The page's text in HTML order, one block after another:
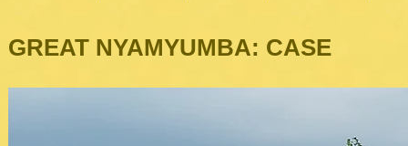
GREAT NYAMYUMBA: CASE